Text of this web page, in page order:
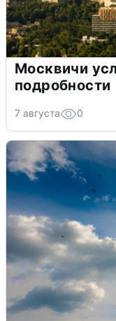
Москвичи
подробности
7 августа 0